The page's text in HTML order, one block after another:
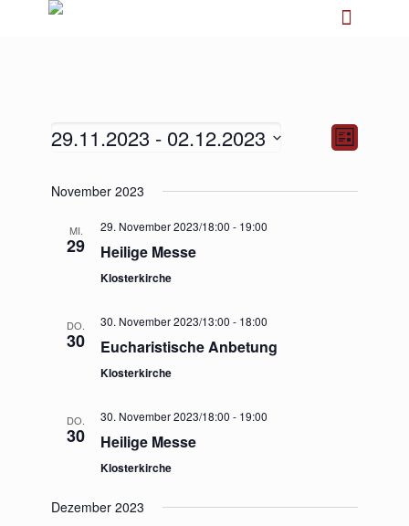
Ansichten-
Navigation
Ansichten-
Liste
29.11.2023 - 02.12.2023
wählen.
November 2023
MI.
29
29. November 2023/18:00 - 19:00
Heilige Messe
Klosterkirche
DO.
30
30. November 2023/13:00 - 18:00
Eucharistische Anbetung
Klosterkirche
DO.
30
30. November 2023/18:00 - 19:00
Heilige Messe
Klosterkirche
Dezember 2023